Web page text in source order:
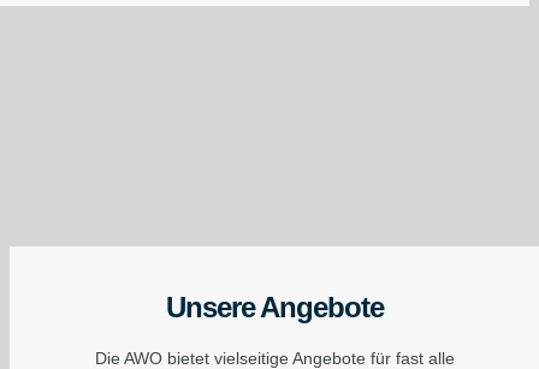
Unsere Angebote
Die AWO bietet vielseitige Angebote für fast alle